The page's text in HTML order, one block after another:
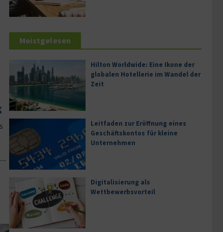
Meistgelesen
Hilton Worldwide: Eine Ikone der
globalen Hotellerie im Wandel der
Zeit
Leitfaden zur Eröffnung eines
Geschäftskontos für kleine
Unternehmen
Digitalisierung als
Wettbewerbsvorteil